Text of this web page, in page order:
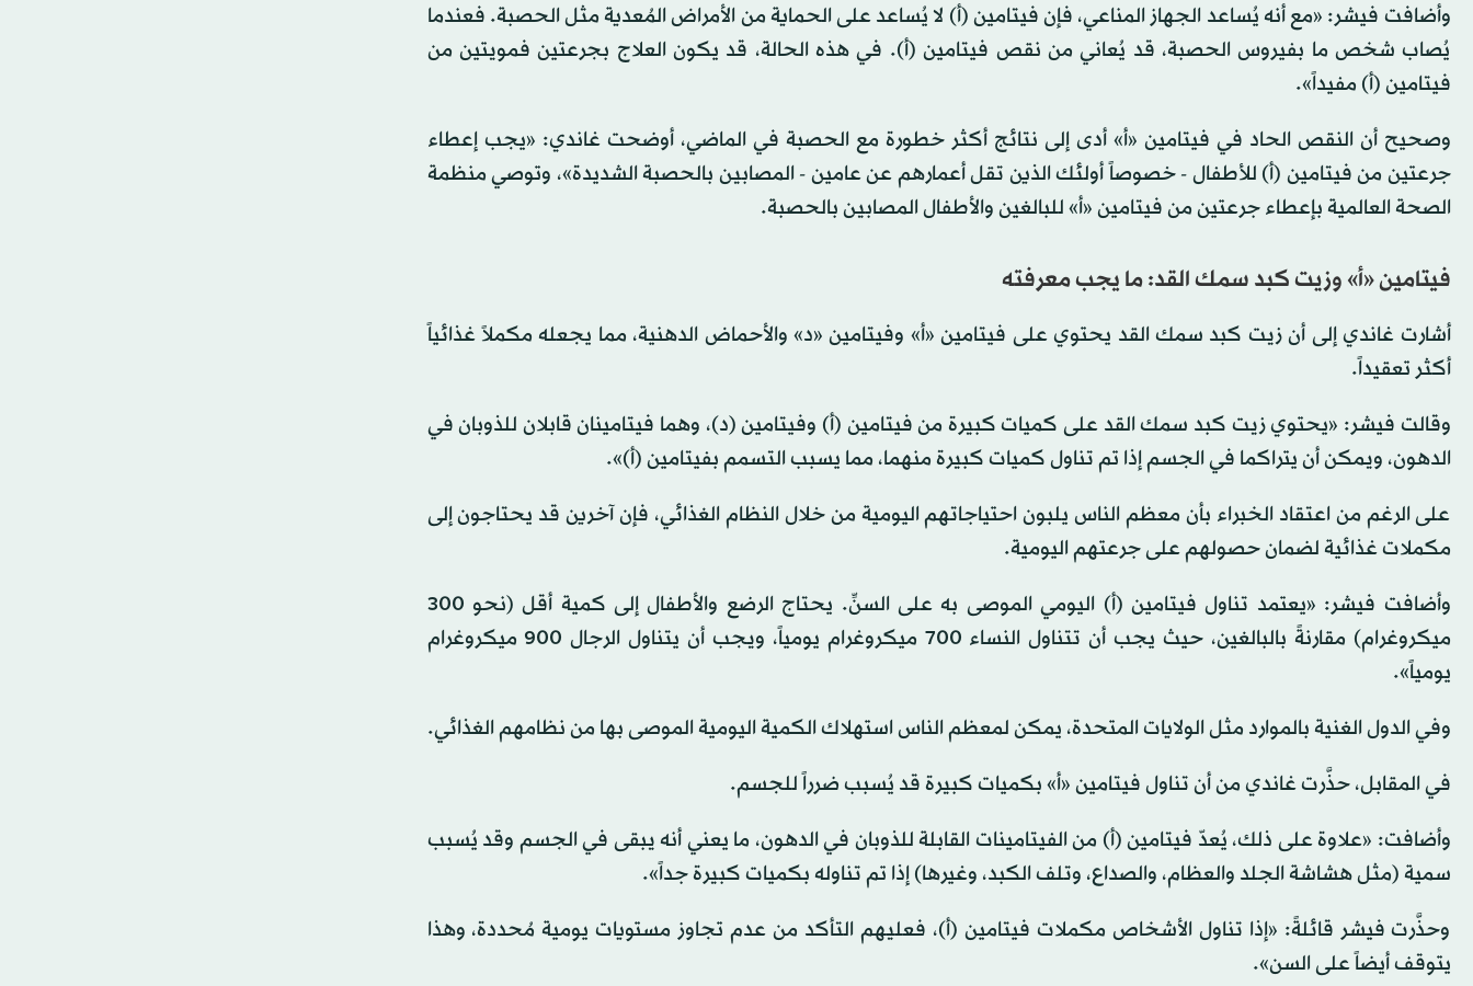
وأضافت فيشر: «مع أنه يُساعد الجهاز المناعي، فإن فيتامين (أ) لا يُساعد على الحماية من الأمراض المُعدية مثل الحصبة. فعندما
يُصاب شخص ما بفيروس الحصبة، قد يُعاني من نقص فيتامين (أ). في هذه الحالة، قد يكون العلاج بجرعتين فمويتين من
فيتامين (أ) مفيداً».
وصحيح أن النقص الحاد في فيتامين «أ» أدى إلى نتائج أكثر خطورة مع الحصبة في الماضي، أوضحت غاندي: «يجب إعطاء
جرعتين من فيتامين (أ) للأطفال - خصوصاً أولئك الذين تقل أعمارهم عن عامين - المصابين بالحصبة الشديدة»، وتوصي منظمة
الصحة العالمية بإعطاء جرعتين من فيتامين «أ» للبالغين والأطفال المصابين بالحصبة.
فيتامين «أ» وزيت كبد سمك القد: ما يجب معرفته
أشارت غاندي إلى أن زيت كبد سمك القد يحتوي على فيتامين «أ» وفيتامين «د» والأحماض الدهنية، مما يجعله مكملاً غذائياً
أكثر تعقيداً.
وقالت فيشر: «يحتوي زيت كبد سمك القد على كميات كبيرة من فيتامين (أ) وفيتامين (د)، وهما فيتامينان قابلان للذوبان في
الدهون، ويمكن أن يتراكما في الجسم إذا تم تناول كميات كبيرة منهما، مما يسبب التسمم بفيتامين (أ)».
على الرغم من اعتقاد الخبراء بأن معظم الناس يلبون احتياجاتهم اليومية من خلال النظام الغذائي، فإن آخرين قد يحتاجون إلى
مكملات غذائية لضمان حصولهم على جرعتهم اليومية.
وأضافت فيشر: «يعتمد تناول فيتامين (أ) اليومي الموصى به على السنِّ. يحتاج الرضع والأطفال إلى كمية أقل (نحو 300
ميكروغرام) مقارنةً بالبالغين، حيث يجب أن تتناول النساء 700 ميكروغرام يومياً، ويجب أن يتناول الرجال 900 ميكروغرام
يومياً».
وفي الدول الغنية بالموارد مثل الولايات المتحدة، يمكن لمعظم الناس استهلاك الكمية اليومية الموصى بها من نظامهم الغذائي.
في المقابل، حذَّرت غاندي من أن تناول فيتامين «أ» بكميات كبيرة قد يُسبب ضرراً للجسم.
وأضافت: «علاوة على ذلك، يُعدّ فيتامين (أ) من الفيتامينات القابلة للذوبان في الدهون، ما يعني أنه يبقى في الجسم وقد يُسبب
سمية (مثل هشاشة الجلد والعظام، والصداع، وتلف الكبد، وغيرها) إذا تم تناوله بكميات كبيرة جداً».
وحذَّرت فيشر قائلةً: «إذا تناول الأشخاص مكملات فيتامين (أ)، فعليهم التأكد من عدم تجاوز مستويات يومية مُحددة، وهذا
يتوقف أيضاً على السن».